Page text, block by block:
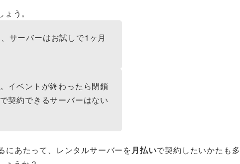
う。
サーバーはお試しで1ヶ月
イベントが終わったら閉鎖
契約できるサーバーはない
あたって、レンタルサーバーを月払いで契約したいかたも多